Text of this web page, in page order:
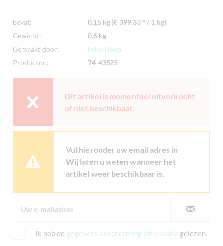
bevat:
0.15 kg (€ 399,33 * / 1 kg)
Gewicht:
0,6 kg
Gemaakt door:
Friis-Holm
Productnr.:
74-43525
Dit artikel is momenteel uitverkocht
of niet beschikbaar.
Vul hieronder uw email adres in
Wij laten u weten wanneer het
artikel weer beschikbaar is.
Ik heb de gegevens bescherming informatie gelezen.